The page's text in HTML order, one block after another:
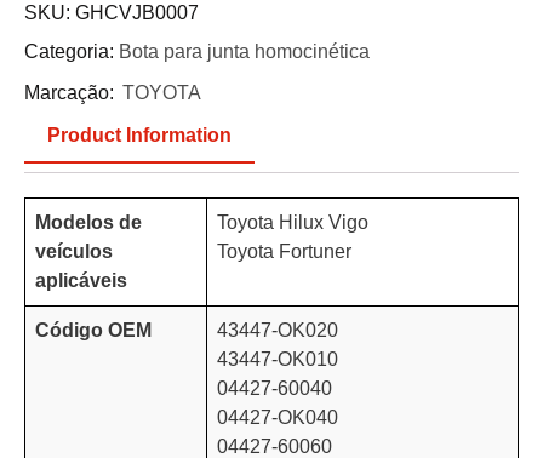
SKU: GHCVJB0007
Categoria: Bota para junta homocinética
Marcação: TOYOTA
Product Information
Modelos de
veículos
aplicáveis
Toyota Hilux Vigo
Toyota Fortuner
Código OEM
43447-OK020
43447-OK010
04427-60040
04427-OK040
04427-60060